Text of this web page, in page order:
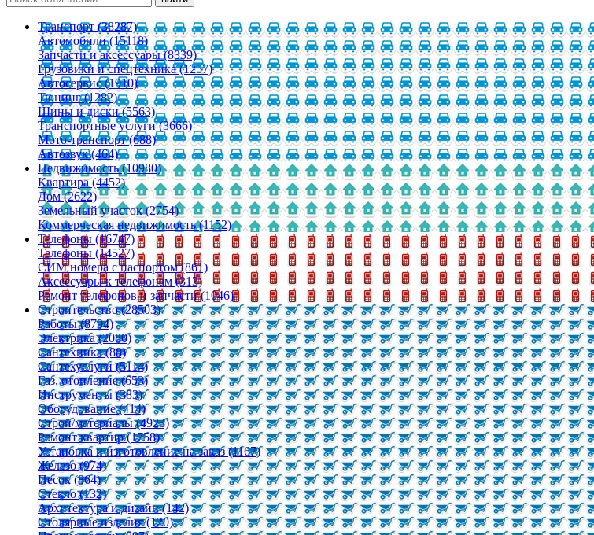
Транспорт (38287)
Автомобили (15118)
Запчасти и аксессуары (8339)
Грузовики и спецтехника (1257)
Автосервис (1910)
Тюнинг (1282)
Шины и диски (5563)
Транспортные услуги (3666)
Мото-транспорт (688)
Автозвук (464)
Недвижимость (10980)
Квартира (4452)
Дом (2622)
Земельный участок (2754)
Коммерческая недвижимость (1152)
Телефоны (16747)
Телефоны (14527)
СИМ номера с паспортом (861)
Аксессуары к телефонам (313)
Ремонт телефонов и запчасти (1046)
Строительство (28503)
Работы (8794)
Электрика (2080)
Сантехника (88)
Сантехуслуги (5114)
Газ, отопление (653)
Инструменты (383)
Оборудование (414)
Строй/материалы (4923)
Ремонт квартир (1758)
Установка и изготовление на заказ (1167)
Железо (974)
Песок (864)
Стекло (132)
Архитектура и дизайн (142)
Столярные изделия (120)